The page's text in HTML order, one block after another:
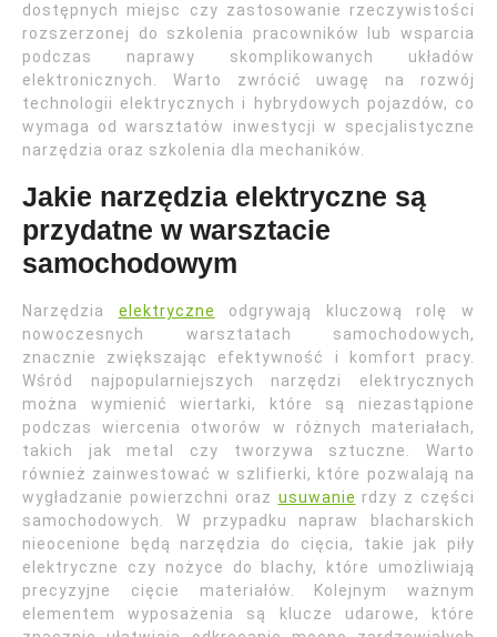
dostępnych miejsc czy zastosowanie rzeczywistości
rozszerzonej do szkolenia pracowników lub wsparcia
podczas naprawy skomplikowanych układów
elektronicznych. Warto zwrócić uwagę na rozwój
technologii elektrycznych i hybrydowych pojazdów, co
wymaga od warsztatów inwestycji w specjalistyczne
narzędzia oraz szkolenia dla mechaników.
Jakie narzędzia elektryczne są
przydatne w warsztacie
samochodowym
Narzędzia elektryczne
odgrywają kluczową rolę w
nowoczesnych warsztatach samochodowych,
znacznie zwiększając efektywność i komfort pracy.
Wśród najpopularniejszych narzędzi elektrycznych
można wymienić wiertarki, które są niezastąpione
podczas wiercenia otworów w różnych materiałach,
takich jak metal czy tworzywa sztuczne. Warto
również zainwestować w szlifierki, które pozwalają na
wygładzanie powierzchni oraz usuwanie rdzy z części
samochodowych. W przypadku napraw blacharskich
nieocenione będą narzędzia do cięcia, takie jak piły
elektryczne czy nożyce do blachy, które umożliwiają
precyzyjne cięcie materiałów. Kolejnym ważnym
elementem wyposażenia są klucze udarowe, które